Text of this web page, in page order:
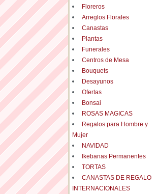
Floreros
Arreglos Florales
Canastas
Plantas
Funerales
Centros de Mesa
Bouquets
Desayunos
Ofertas
Bonsai
ROSAS MAGICAS
Regalos para Hombre y
Mujer
NAVIDAD
Ikebanas Permanentes
TORTAS
CANASTAS DE REGALO
INTERNACIONALES